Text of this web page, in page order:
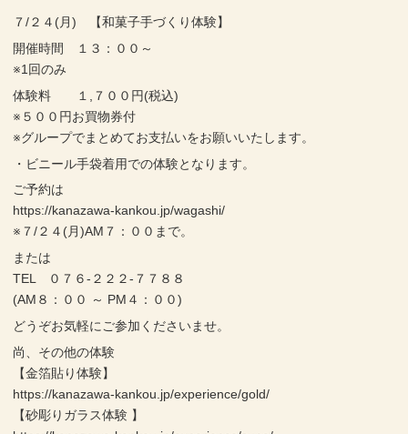
７/２４(月) 【和菓子手づくり体験】
開催時間 １３：００～
※1回のみ
体験料 １,７００円(税込)
※５００円お買物券付
※グループでまとめてお支払いをお願いいたします。
・ビニール手袋着用での体験となります。
ご予約は
https://kanazawa-kankou.jp/wagashi/
※７/２４(月)AM７：００まで。
または
TEL ０７６-２２２-７７８８
(AM８：００ ～ PM４：００)
どうぞお気軽にご参加くださいませ。
尚、その他の体験
【金箔貼り体験】
https://kanazawa-kankou.jp/experience/gold/
【砂彫りガラス体験 】